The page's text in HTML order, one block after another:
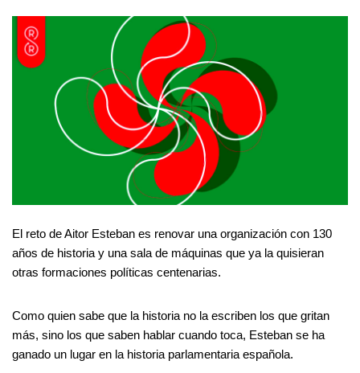
El reto de Aitor Esteban es renovar una organización con 130
años de historia y una sala de máquinas que ya la quisieran
otras formaciones políticas centenarias.
Como quien sabe que la historia no la escriben los que gritan
más, sino los que saben hablar cuando toca, Esteban se ha
ganado un lugar en la historia parlamentaria española.